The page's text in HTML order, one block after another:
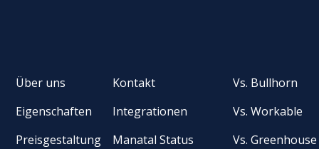
Über uns
Eigenschaften
Preisgestaltung
Kontakt
Integrationen
Manatal Status
Vs. Bullhorn
Vs. Workable
Vs. Greenhouse